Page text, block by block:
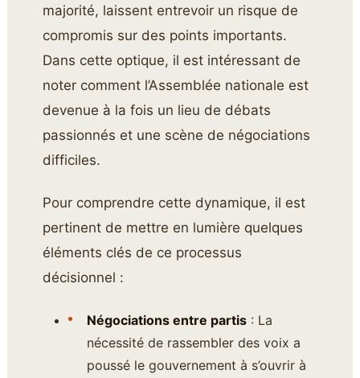
majorité, laissent entrevoir un risque de
compromis sur des points importants.
Dans cette optique, il est intéressant de
noter comment l’Assemblée nationale est
devenue à la fois un lieu de débats
passionnés et une scène de négociations
difficiles.
Pour comprendre cette dynamique, il est
pertinent de mettre en lumière quelques
éléments clés de ce processus
décisionnel :
Négociations entre partis: La
nécessité de rassembler des voix a
poussé le gouvernement à s’ouvrir à